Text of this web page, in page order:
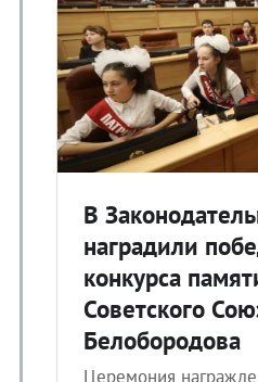
В
наградили
конкурса
Советского
Белобородова
Церемония